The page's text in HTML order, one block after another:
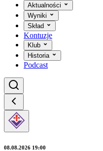
Aktualności
Wyniki
Skład
Kontuzje
Klub
Historia
Podcast
08.08.2026 19:00